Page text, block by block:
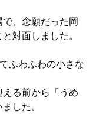
、念願だった岡
対面しました。
ふわふわの小さな
る前から「うめ
した。